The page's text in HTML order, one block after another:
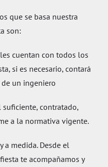
que se basa nuestra
son:
cuentan con todos los
si es necesario, contará
un ingeniero
suficiente, contratado,
a la normativa vigente.
a medida. Desde el
te acompañamos y